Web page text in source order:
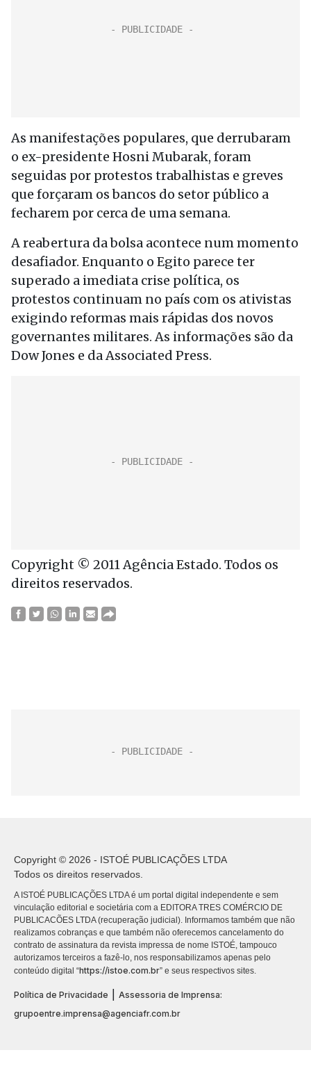
As manifestações populares, que derrubaram
o ex-presidente Hosni Mubarak, foram
seguidas por protestos trabalhistas e greves
que forçaram os bancos do setor público a
fecharem por cerca de uma semana.
A reabertura da bolsa acontece num momento
desafiador. Enquanto o Egito parece ter
superado a imediata crise política, os
protestos continuam no país com os ativistas
exigindo reformas mais rápidas dos novos
governantes militares. As informações são da
Dow Jones e da Associated Press.
Copyright © 2011 Agência Estado. Todos os
direitos reservados.
Copyright © 2026 - ISTOÉ PUBLICAÇÕES LTDA
Todos os direitos reservados.
A ISTOÉ PUBLICAÇÕES LTDA é um portal digital independente e sem
vinculação editorial e societária com a EDITORA TRES COMÉRCIO DE
PUBLICACÕES LTDA (recuperação judicial). Informamos também que não
realizamos cobranças e que também não oferecemos cancelamento do
contrato de assinatura da revista impressa de nome ISTOÉ, tampouco
autorizamos terceiros a fazê-lo, nos responsabilizamos apenas pelo
conteúdo digital “https://istoe.com.br” e seus respectivos sites.
Política de Privacidade
Assessoria de Imprensa:
grupoentre.imprensa@agenciafr.com.br